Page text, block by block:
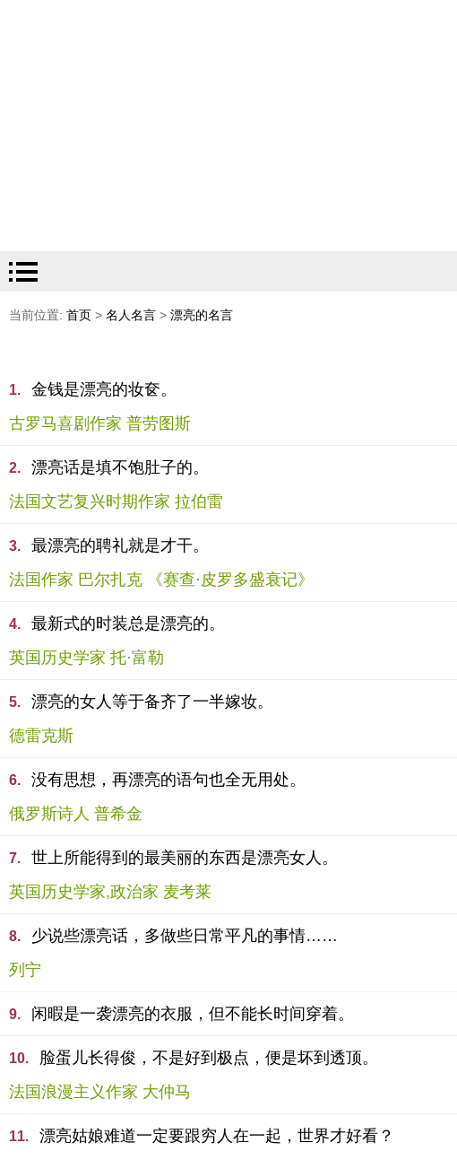
当前位置: 首页 > 名人名言 > 漂亮的名言
1.
金钱是漂亮的妆奁。
古罗马喜剧作家 普劳图斯
2.
漂亮话是填不饱肚子的。
法国文艺复兴时期作家 拉伯雷
3.
最漂亮的聘礼就是才干。
法国作家 巴尔扎克 《赛查·皮罗多盛衰记》
4.
最新式的时装总是漂亮的。
英国历史学家 托·富勒
5.
漂亮的女人等于备齐了一半嫁妆。
德雷克斯
6.
没有思想，再漂亮的语句也全无用处。
俄罗斯诗人 普希金
7.
世上所能得到的最美丽的东西是漂亮女人。
英国历史学家,政治家 麦考莱
8.
少说些漂亮话，多做些日常平凡的事情……
列宁
9. 闲暇是一袭漂亮的衣服，但不能长时间穿着。
10.
脸蛋儿长得俊，不是好到极点，便是坏到透顶。
法国浪漫主义作家 大仲马
11.
漂亮姑娘难道一定要跟穷人在一起，世界才好看？